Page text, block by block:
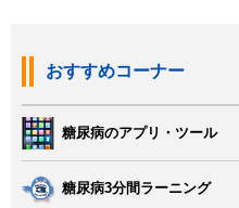
おすすめコーナー
糖尿病のアプリ・ツール
糖尿病3分間ラーニング